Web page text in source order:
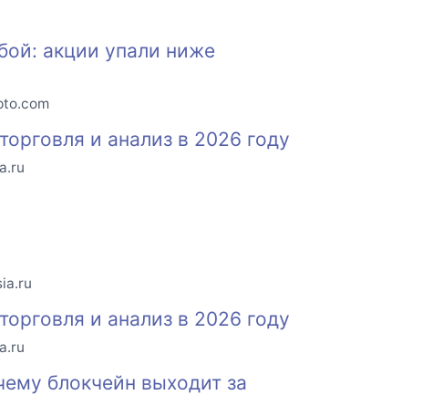
акции упали ниже
и анализ в 2026 году
и анализ в 2026 году
блокчейн выходит за